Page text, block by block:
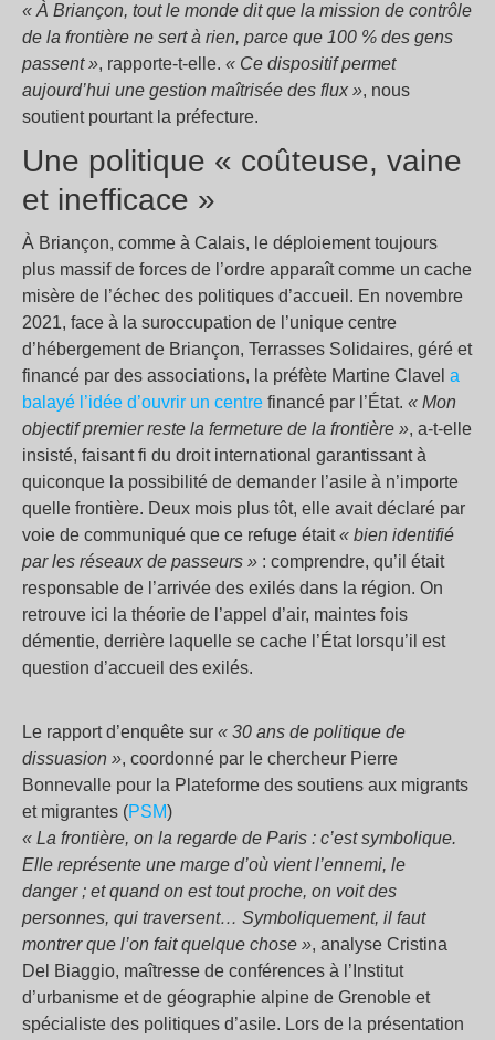
« À Briançon, tout le monde dit que la mission de contrôle
de la frontière ne sert à rien, parce que 100 % des gens
passent », rapporte-t-elle. « Ce dispositif permet
aujourd’hui une gestion maîtrisée des flux », nous
soutient pourtant la préfecture.
Une politique « coûteuse, vaine
et inefficace »
À Briançon, comme à Calais, le déploiement toujours
plus massif de forces de l’ordre apparaît comme un cache
misère de l’échec des politiques d’accueil. En novembre
2021, face à la suroccupation de l’unique centre
d’hébergement de Briançon, Terrasses Solidaires, géré et
financé par des associations, la préfète Martine Clavel a
balayé l’idée d’ouvrir un centre financé par l’État. « Mon
objectif premier reste la fermeture de la frontière », a-t-elle
insisté, faisant fi du droit international garantissant à
quiconque la possibilité de demander l’asile à n’importe
quelle frontière. Deux mois plus tôt, elle avait déclaré par
voie de communiqué que ce refuge était« bien identifié
par les réseaux de passeurs » : comprendre, qu’il était
responsable de l’arrivée des exilés dans la région. On
retrouve ici la théorie de l’appel d’air, maintes fois
démentie, derrière laquelle se cache l’État lorsqu’il est
question d’accueil des exilés.
Le rapport d’enquête sur « 30 ans de politique de
dissuasion », coordonné par le chercheur Pierre
Bonnevalle pour la Plateforme des soutiens aux migrants
et migrantes (PSM)
« La frontière, on la regarde de Paris : c’est symbolique.
Elle représente une marge d’où vient l’ennemi, le
danger ; et quand on est tout proche, on voit des
personnes, qui traversent… Symboliquement, il faut
montrer que l’on fait quelque chose », analyse Cristina
Del Biaggio, maîtresse de conférences à l’Institut
d’urbanisme et de géographie alpine de Grenoble et
spécialiste des politiques d’asile. Lors de la présentation